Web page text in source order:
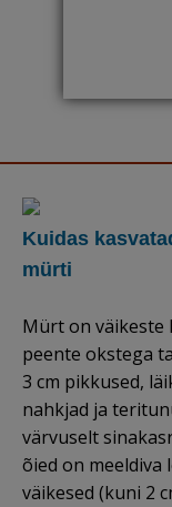
Kuidas
mürti
Mürt on väikeste
peente okstega
3 cm pikkused,
nahkjad ja
värvuselt
õied on meeldiva
väikesed (kuni 2